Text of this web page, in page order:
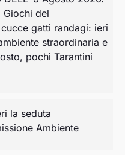
del
gatti randagi: ieri
straordinaria e
pochi Tarantini
la seduta
Ambiente